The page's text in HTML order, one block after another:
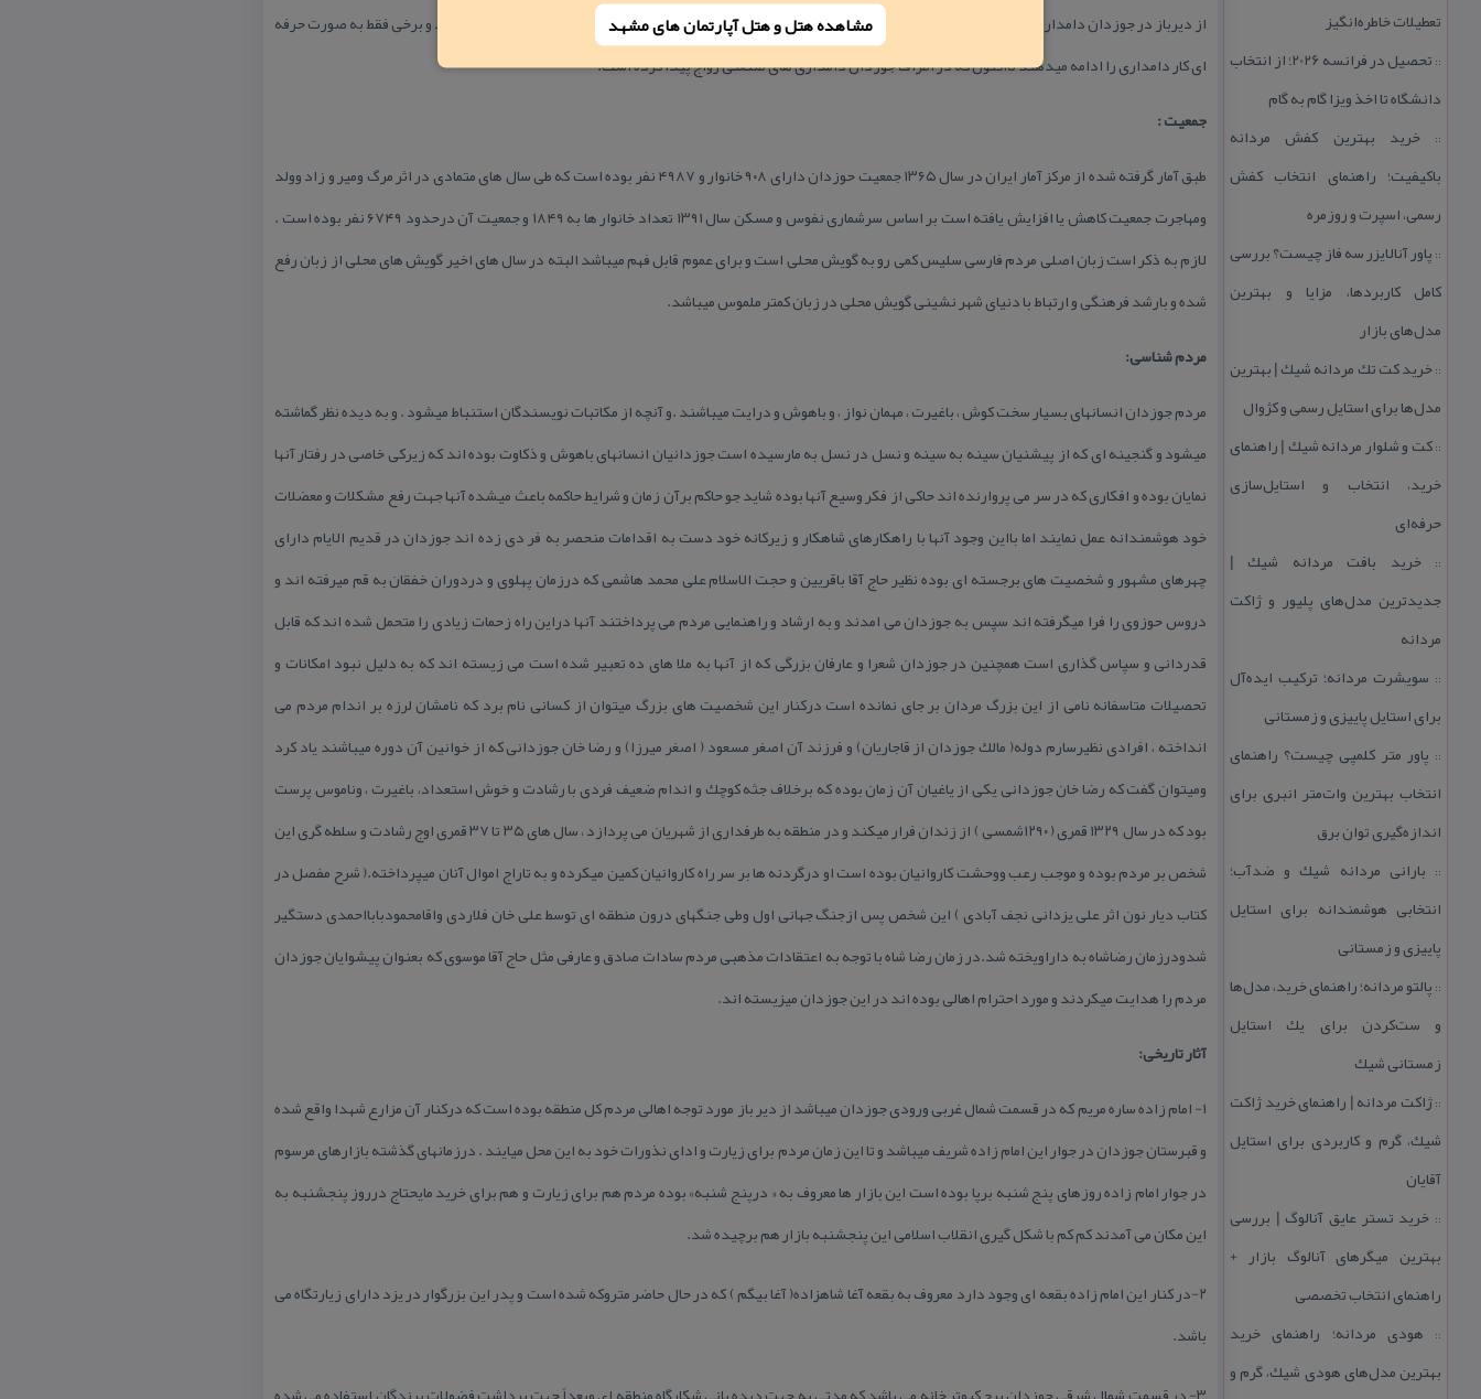
مشاهده هتل و هتل‌ آپارتمان های مشهد
تعطیلات خاطره‌انگیز
::
تحصیل در فرانسه 2026؛ از انتخاب
دانشگاه تا اخذ ویزا گام به گام
::خرید بهترین كفش مردانه
باكیفیت؛ راهنمای انتخاب كفش
رسمی، اسپرت و روزمره
:: پاور آنالایزر سه فاز چیست؟ بررسی
كامل كاربردها، مزایا و بهترین
مدل‌های بازار
::خرید كت تك مردانه شیك | بهترین
مدل‌ها برای استایل رسمی و كژوال
::كت و شلوار مردانه شیك | راهنمای
خرید، انتخاب و استایل‌سازی
حرفه‌ای
::خرید بافت مردانه شیك |
جدیدترین مدل‌های پلیور و ژاكت
مردانه
:: سویشرت مردانه؛ تركیب ایده‌آل
برای استایل پاییزی و زمستانی
:: پاور متر كلمپی چیست؟ راهنمای
انتخاب بهترین وات‌متر انبری برای
اندازه‌گیری توان برق
:: بارانی مردانه شیك و ضدآب؛
انتخابی هوشمندانه برای استایل
پاییزی و زمستانی
:: پالتو مردانه؛ راهنمای خرید، مدل‌ها
و ست‌كردن برای یك استایل
زمستانی شیك
::ژاكت مردانه | راهنمای خرید ژاكت
شیك، گرم و كاربردی برای استایل
آقایان
:: خرید تستر عایق آنالوگ | بررسی
بهترین میگرهای آنالوگ بازار +
راهنمای انتخاب تخصصی
:: هودی مردانه؛ راهنمای خرید
بهترین مدل‌های هودی شیك، گرم و
از دیرباز در جوزدان دامداری رواج داشته است و تاكنون ادامه دارد كشاورزان در كنار كشاورزی از حرفه دامداری نیز بهره میبرده اند و برخی فقط به صورت حرفه
ای كار دامداری را ادامه میدهند تااكنون كه در اطراف جوزدان دامداری های صنعتی رواج پیدا كرده است.
جمعیت :
طبق آمار گرفته شده از مركز آمار ایران در سال ۱۳۶۵ جمعیت حوزدان دارای ۹۰۸ خانوار و ۴۹۸۷ نفر بوده است كه طی سال های متمادی در اثر مرگ ومیر و زاد وولد
ومهاجرت جمعیت كاهش یا افزایش یافته است بر اساس سرشماری نفوس و مسكن سال ۱۳۹۱ تعداد خانوار ها به ۱۸۴۹ و جمعیت آن درحدود ۶۷۴۹ نفر بوده است .
لازم به ذكر است زبان اصلی مردم فارسی سلیس كمی رو به گویش محلی است و برای عموم قابل فهم میباشد البته در سال های اخیر گویش های محلی از زبان رفع
شده و بارشد فرهنگی و ارتباط با دنیای شهر نشینی گویش محلی در زبان كمتر ملموس میباشد.
مردم شناسی:
مردم جوزدان انسانهای بسیار سخت كوش ، باغیرت ، مهمان نواز ، و باهوش و درایت میباشند .و آنچه از مكاتبات نویسندگان استنباط میشود . و به دیده نظر گماشته
میشود و گنجینه ای كه از پیشنیان سینه به سینه و نسل در نسل به مارسیده است جوزدانیان انسانهای باهوش و ذكاوت بوده اند كه زیركی خاصی در رفتار آنها
نمایان بوده و افكاری كه در سر می پروارنده اند حاكی از فكر وسیع آنها بوده شاید جو حاكم برآن زمان و شرایط حاكمه باعث میشده آنها جهت رفع مشكلات و معضلات
خود هوشمندانه عمل نمایند اما بااین وجود آنها با راهكارهای شاهكار و زیركانه خود دست به اقدامات منحصر به فر دی زده اند جوزدان در قدیم الایام دارای
چهرهای مشهور و شخصیت های برجسته ای بوده نظیر حاج آقا باقریین و حجت الاسلام علی محمد هاشمی كه درزمان پهلوی و دردوران خفقان به قم میرفته اند و
دروس حوزوی را فرا میگرفته اند سپس به جوزدان می امدند و به ارشاد و راهنمایی مردم می پرداختند آنها دراین راه زحمات زیادی را متحمل شده اند كه قابل
قدردانی و سپاس گذاری است همچنین در جوزدان شعرا و عارفان بزرگی كه از آنها به ملا های ده تعبیر شده است می زیسته اند كه به دلیل نبود امكانات و
تحصیلات متاسفانه نامی از این بزرگ مردان بر جای نمانده است دركنار این شخصیت های بزرگ میتوان از كسانی نام برد كه نامشان لرزه بر اندام مردم می
انداخته ، افرادی نظیرسارم دوله( مالك جوزدان از قاجاریان) و فرزند آن اصغر مسعود ( اصغر میرزا) و رضا خان جوزدانی كه از خوانین آن دوره میباشند یاد كرد
ومیتوان گفت كه رضا خان جوزدانی یكی از یاغیان آن زمان بوده كه برخلاف جثه كوچك و اندام ضعیف فردی با رشادت و خوش استعداد، باغیرت ، وناموس پرست
بود كه در سال ۱۳۲۹ قمری ( ۱۲۹۰شمسی ) از زندان فرار میكند و در منطقه به طرفداری از شهریان می پردازد ، سال های ۳۵ تا ۳۷ قمری اوج رشادت و سلطه گری این
شخص بر مردم بوده و موجب رعب ووحشت كاروانیان بوده است او درگردنه ها بر سر راه كاروانیان كمین میكرده و به تاراج اموال آنان میپرداخته.( شرح مفصل در
كتاب دیار نون اثر علی یزدانی نجف آبادی ) این شخص پس ازجنگ جهانی اول وطی جنگهای درون منطقه ای توسط علی خان فلاردی واقامحمودبابااحمدی دستگیر
شدودرزمان رضاشاه به داراویخته شد.در زمان رضا شاه با توجه به اعتقادات مذهبی مردم سادات صادق و عارفی مثل حاج آقا موسوی كه بعنوان پیشوایان جوزدان
مردم را هدایت میكردند و مورد احترام اهالی بوده اند در این جوزدان میزیسته اند.
آثار تاریخی:
۱- امام زاده ساره مریم كه در قسمت شمال غربی ورودی جوزدان میباشد از دیر باز مورد توجه اهالی مردم كل منطقه بوده است كه دركنار آن مزارع شهدا واقع شده
و قبرستان جوزدان در جوار این امام زاده شریف میباشد و تا این زمان مردم برای زیارت و ادای نذورات خود به این محل میایند . درزمانهای گذشته بازارهای مرسوم
در جوار امام زاده روزهای پنج شنبه برپا بوده است این بازار ها معروف به « درپنج شنبه» بوده مردم هم برای زیارت و هم برای خرید مایحتاج درروز پنجشنبه به
این مكان می آمدند كم كم با شكل گیری انقلاب اسلامی این پنجشنبه بازار هم برچیده شد.
۲-در كنار این امام زاده بقعه ای وجود دارد معروف به بقعه آغا شاهزاده( آغا بیگم ) كه در حال حاضر متروكه شده است و پدر این بزرگوار در یزد دارای زیارتگاه می
باشد.